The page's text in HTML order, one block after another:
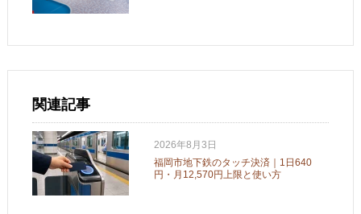
関連記事
2026年8月3日
福岡市地下鉄のタッチ決済｜1日640
円・月12,570円上限と使い方